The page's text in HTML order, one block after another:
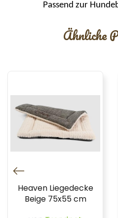
Passend zur
Ähnliche
Heaven Liegedecke
Beige 75x55 cm